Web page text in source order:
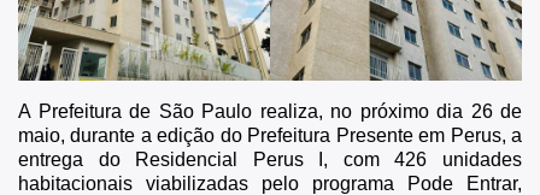
A Prefeitura de São Paulo realiza, no próximo dia 26 de
maio, durante a edição do Prefeitura Presente em Perus, a
entrega do Residencial Perus I, com 426 unidades
habitacionais viabilizadas pelo programa Pode Entrar,